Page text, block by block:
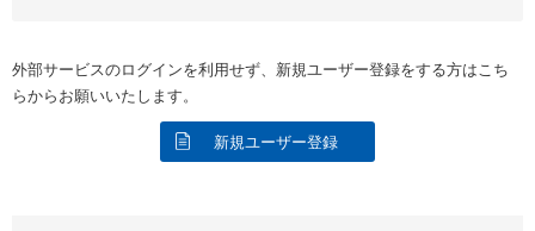
外部サービスのログインを利用せず、新規ユーザー登録をする方はこち
らからお願いいたします。
新規ユーザー登録